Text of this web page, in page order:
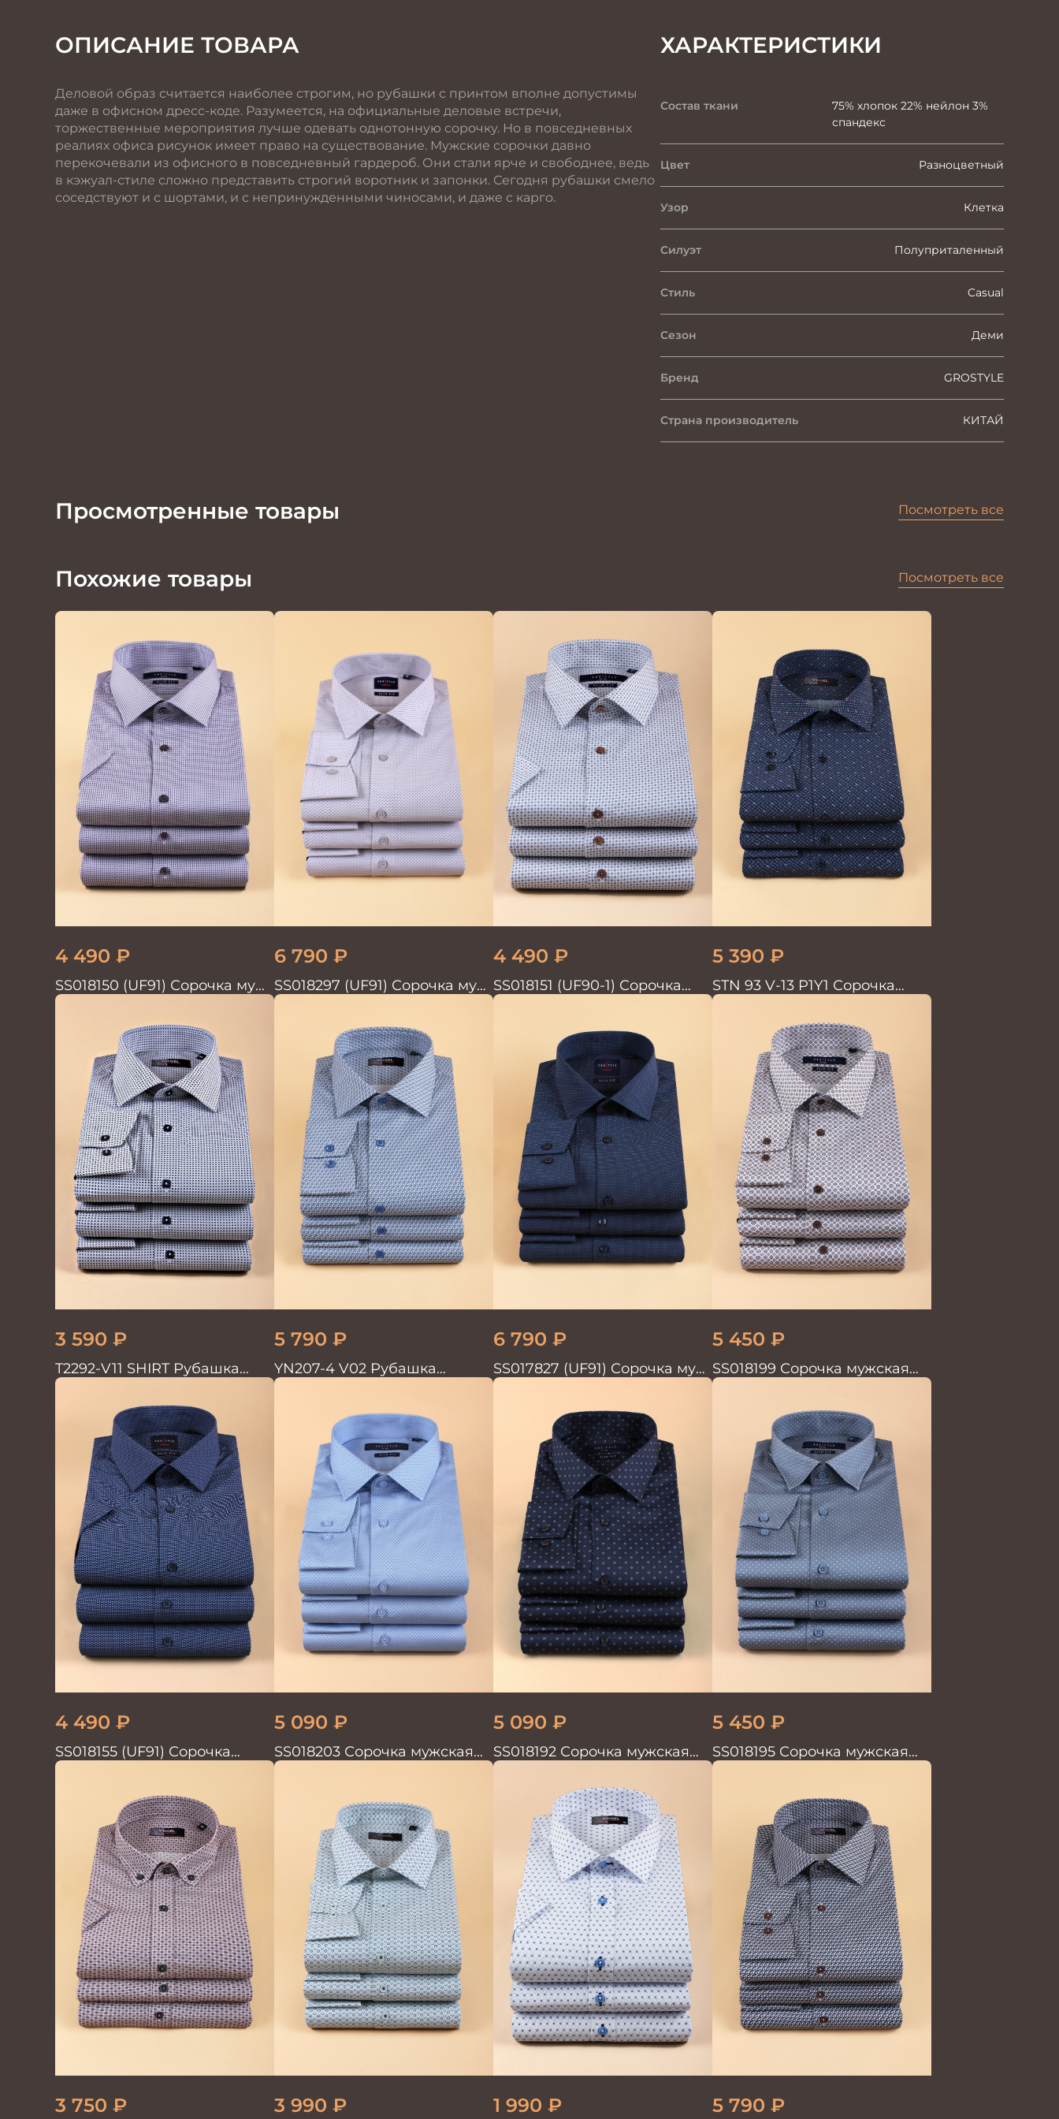
ОПИСАНИЕ ТОВАРА
Деловой образ считается наиболее строгим, но рубашки с принтом вполне допустимы
даже в офисном дресс-коде. Разумеется, на официальные деловые встречи,
торжественные мероприятия лучше одевать однотонную сорочку. Но в повседневных
реалиях офиса рисунок имеет право на существование. Мужские сорочки давно
перекочевали из офисного в повседневный гардероб. Они стали ярче и свободнее, ведь
в кэжуал-стиле сложно представить строгий воротник и запонки. Сегодня рубашки смело
соседствуют и с шортами, и с непринужденными чиносами, и даже с карго.
ХАРАКТЕРИСТИКИ
Состав ткани
75% хлопок 22% нейлон 3%
спандекс
Цвет Разноцветный
Узор Клетка
Силуэт Полуприталенный
Стиль Casual
Сезон Деми
Бренд GROSTYLE
Страна производитель КИТАЙ
Просмотренные товары Посмотреть все
Похожие товары Посмотреть все
4 490 ₽
SS018150 (UF91) Сорочка муж.
кр.рук. GROSTYLE PRIME
6 790 ₽
SS018297 (UF91) Сорочка муж.
GROSTYLE TRENDY
4 490 ₽
SS018151 (UF90-1) Сорочка
мужская GROSTYLE PRIME
5 390 ₽
STN 93 V-13 P1Y1 Сорочка
мужская
3 590 ₽
T2292-V11 SHIRT Рубашка
мужская
5 790 ₽
YN207-4 V02 Рубашка
мужская
6 790 ₽
SS017827 (UF91) Сорочка муж.
дл. рук. GROSTYLE TRENDY
5 450 ₽
SS018199 Сорочка мужская
GROSTYLE PRIME
4 490 ₽
SS018155 (UF91) Сорочка
мужская GROSTYLE TRENDY
5 090 ₽
SS018203 Сорочка мужская
GROSTYLE PRIME
5 090 ₽
SS018192 Сорочка мужская
GROSTYLE PRIME
5 450 ₽
SS018195 Сорочка мужская
GROSTYLE PRIME
3 750 ₽ 3 990 ₽ 1 990 ₽ 5 790 ₽